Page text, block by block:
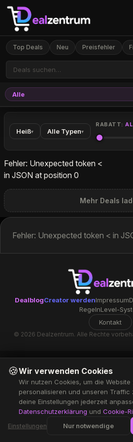
Top Deals Neu Preisfehler
Alle
Heiß▾ Alle Typen▾
RABATT:
Fehler: Unexpected token <
in JSON at position 0
Mehr Deals
Fehler: Unexpected token < in
DealblogCreator werdenImpressum
RegelnLevel-
Kontakt
© 2026 Dealzentrum. Alle Rechte
🍪Wir verwenden Cookies
Wir nutzen Cookies, um die
personalisieren und unseren Traffic
deine Einstellungen jederzeit
Datenschutzerklärung und Cookie-
Einstellungen Nur notwendige